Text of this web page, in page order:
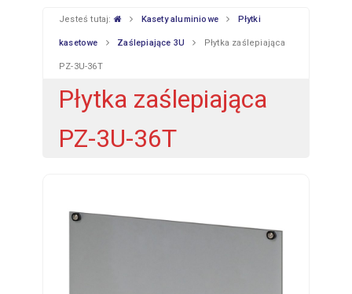
Jesteś tutaj: Kasety aluminiowe Płytki
kasetowe Zaślepiające 3U Płytka zaślepiająca
PZ-3U-36T
Płytka zaślepiająca
PZ-3U-36T